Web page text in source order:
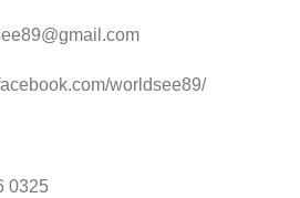
worldsee89/
0325